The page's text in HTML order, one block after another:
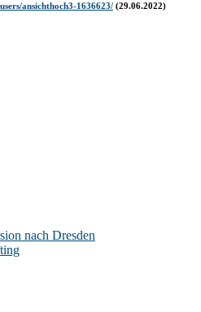
ansichthoch3-1636623/ (29.06.2022)
nach Dresden